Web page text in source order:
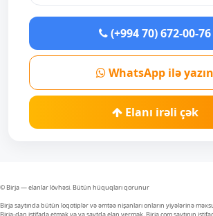
(+994 70) 672-00-76
WhatsApp ilə yazın
Elanı irəli çək
© Birja — elanlar lövhəsi. Bütün hüquqları qorunur
Birja saytında bütün loqotiplər və əmtəə nişanları onların yiyələrinə